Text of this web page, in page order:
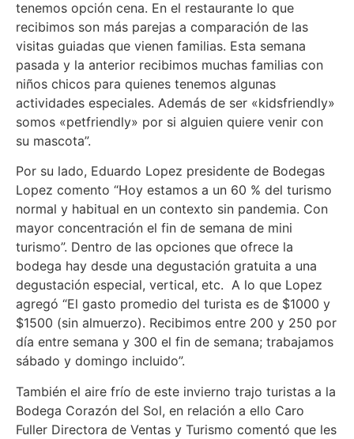
tenemos opción cena. En el restaurante lo que
recibimos son más parejas a comparación de las
visitas guiadas que vienen familias. Esta semana
pasada y la anterior recibimos muchas familias con
niños chicos para quienes tenemos algunas
actividades especiales. Además de ser «kidsfriendly»
somos «petfriendly» por si alguien quiere venir con
su mascota”.
Por su lado, Eduardo Lopez presidente de Bodegas
Lopez comento “Hoy estamos a un 60 % del turismo
normal y habitual en un contexto sin pandemia. Con
mayor concentración el fin de semana de mini
turismo”. Dentro de las opciones que ofrece la
bodega hay desde una degustación gratuita a una
degustación especial, vertical, etc. A lo que Lopez
agregó “El gasto promedio del turista es de $1000 y
$1500 (sin almuerzo). Recibimos entre 200 y 250 por
día entre semana y 300 el fin de semana; trabajamos
sábado y domingo incluido”.
También el aire frío de este invierno trajo turistas a la
Bodega Corazón del Sol, en relación a ello Caro
Fuller Directora de Ventas y Turismo comentó que les